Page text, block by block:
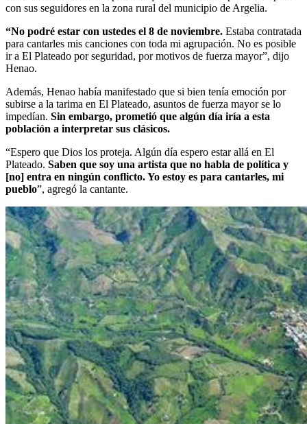
con sus seguidores en la zona rural del municipio de Argelia.
“No podré estar con ustedes el 8 de noviembre. Estaba contratada
para cantarles mis canciones con toda mi agrupación. No es posible
ir a El Plateado por seguridad, por motivos de fuerza mayor”, dijo
Henao.
Además, Henao había manifestado que si bien tenía emoción por
subirse a la tarima en El Plateado, asuntos de fuerza mayor se lo
impedían. Sin embargo, prometió que algún día iría a esta
población a interpretar sus clásicos.
“Espero que Dios los proteja. Algún día espero estar allá en El
Plateado. Saben que soy una artista que no habla de política y
[no] entra en ningún conflicto. Yo estoy es para cantarles, mi
pueblo”, agregó la cantante.